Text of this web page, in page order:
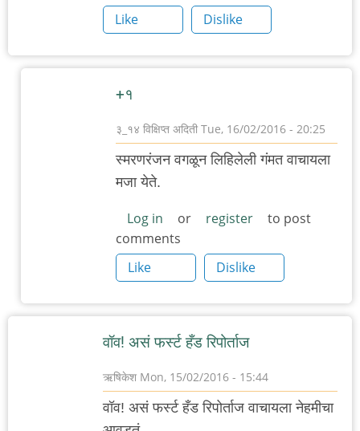
Like
Dislike
+१
३_१४ विक्षिप्त अदिती Tue, 16/02/2016 - 20:25
In
reply
काय,
एवढंच?
असं
लेख
by
राजेश
घासकडवी
स्मरणरंजन वगळून लिहिलेली गंमत वाचायला
मजा येते.
Log in or register
to post
comments
Like
Dislike
वॉव! असं फर्स्ट हँड रिपोर्ताज
ऋषिकेश Mon, 15/02/2016 - 15:44
वॉव! असं फर्स्ट हँड रिपोर्ताज वाचायला नेहमीचा